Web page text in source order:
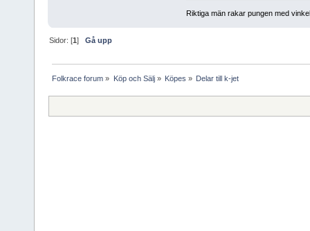
Riktiga män rakar pungen med
Sidor: [1]Gå upp
Folkrace forum » Köp och Sälj» Köpes » Delar till k-jet